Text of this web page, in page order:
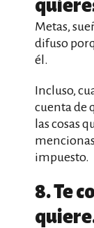
Metas,
difuso
él.
Incluso,
cuenta de
las cosas
impuesto.
8. Te